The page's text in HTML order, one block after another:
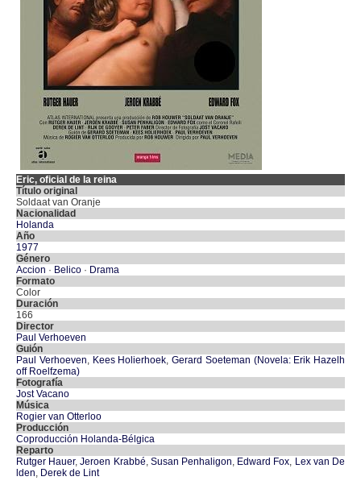
Eric, oficial de la reina
Título original
Soldaat van Oranje
Nacionalidad
Holanda
Año
1977
Género
Accion · Belico · Drama
Formato
Color
Duración
166
Director
Paul Verhoeven
Guión
Paul Verhoeven, Kees Holierhoek, Gerard Soeteman (Novela: Erik Hazelh
off Roelfzema)
Fotografía
Jost Vacano
Música
Rogier van Otterloo
Producción
Coproducción Holanda-Bélgica
Reparto
Rutger Hauer,Jeroen Krabbé, Susan Penhaligon, Edward Fox, Lex van De
lden, Derek de Lint